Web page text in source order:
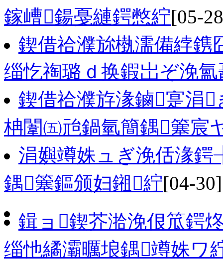
鎵嶆鍚戞縺鍔憋紵[05-
鍥借祫濮旀槸濡備綍
缁忔祹璐ｄ换鍜岀ぞ浼
鍥借祫濮斿湪鏀寔涓
柟闈㈤兘鍋氫簡鍝簺宸
涓嬩竴姝ュぎ浼佸湪
鍝簺鏂颁妇鎺紵[04-30]
鍓ョ鍥芥湁浼佷笟鍔
缁忚繘灞曞埌鍝竴姝ワ